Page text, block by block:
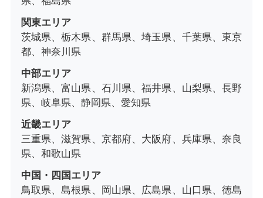
関東エリア
茨城県、栃木県、群馬県、埼玉県、千葉県、東京
都、神奈川県
中部エリア
新潟県、富山県、石川県、福井県、山梨県、長野
県、岐阜県、静岡県、愛知県
近畿エリア
三重県、滋賀県、京都府、大阪府、兵庫県、奈良
県、和歌山県
中国・四国エリア
鳥取県、島根県、岡山県、広島県、山口県、徳島